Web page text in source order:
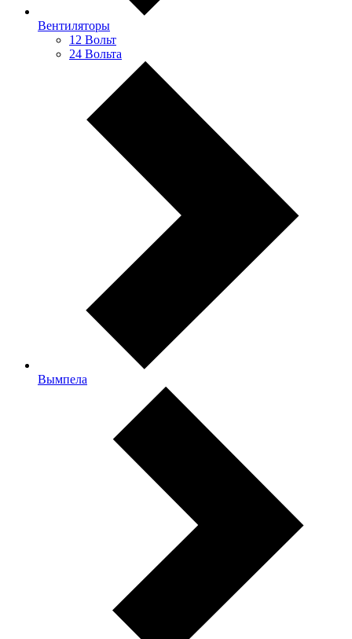
Вентиляторы
12 Вольт
24 Вольта
Вымпела